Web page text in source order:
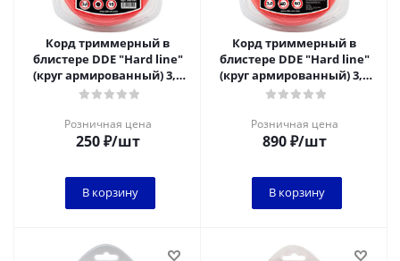
Корд триммерный в
блистере DDE "Hard line"
(круг армированный) 3,0
мм х 15 м, серый/красный
Розничная цена
250₽/шт
В корзину
Корд триммерный в
блистере DDE "Hard line"
(круг армированный) 3,0
мм х 60 м, серый/красный
Розничная цена
890₽/шт
В корзину